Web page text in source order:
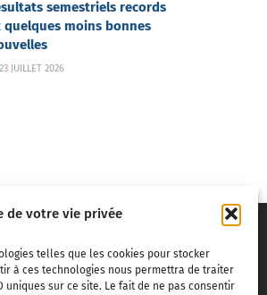
de votre vie privée
telles que les cookies pour stocker
à ces technologies nous permettra de traiter
sur ce site. Le fait de ne pas consentir
semestriels records
quelques moins bonnes
23 JUILLET 2026